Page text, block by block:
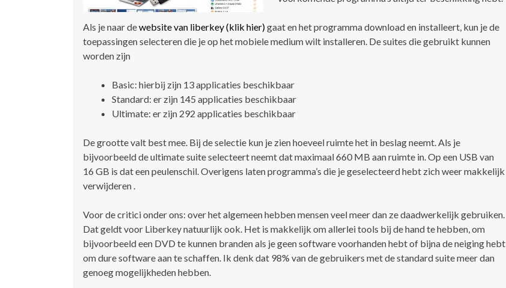
Als je naar dewebsite van liberkey (klik hier)gaat en het programma download en installeert, kun je de
toepassingen selecteren die je op het mobiele medium wilt installeren. De suites die gebruikt kunnen
worden zijn
Basic: hierbij zijn 13 applicaties beschikbaar
Standard: er zijn 145 applicaties beschikbaar
Ultimate: er zijn 292 applicaties beschikbaar
De grootte valt best mee. Bij de selectie kun je zien hoeveel ruimte het in beslag neemt. Als je
bijvoorbeeld de ultimate suite selecteert neemt dat maximaal 660 MB aan ruimte in. Op een USB van
16 GB is dat een peulenschil. Overigens laten programma’s die je geselecteerd hebt zich weer makkelijk
verwijderen .
Voor de critici onder ons: over het algemeen hebben mensen veel meer dan ze daadwerkelijk gebruiken.
Dat geldt voor Liberkey natuurlijk ook. Het is makkelijk om allerlei tools bij de hand te hebben, om
bijvoorbeeld een DVD te kunnen branden als je geen software voorhanden hebt of bijna de neiging hebt
om dure software aan te schaffen. Ik denk dat 98% van de gebruikers met de standard suite meer dan
genoeg mogelijkheden hebben.